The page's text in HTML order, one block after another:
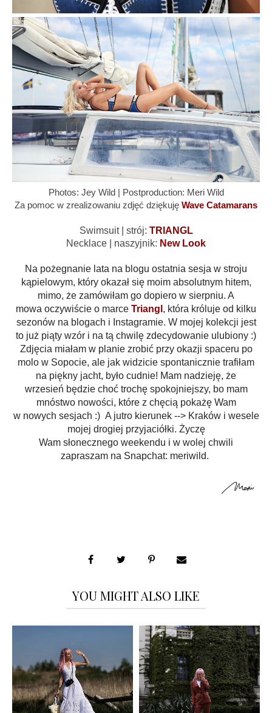
Photos: Jey Wild | Postproduction: Meri Wild
Za pomoc w zrealizowaniu zdjęć dziękuję Wave Catamarans
Swimsuit | strój: TRIANGL
Necklace | naszyjnik: New Look
Na pożegnanie lata na blogu ostatnia sesja w stroju
kąpielowym, który okazał się moim absolutnym hitem,
mimo, że zamówiłam go dopiero w sierpniu. A
mowa oczywiście o marce Triangl , która króluje od kilku
sezonów na blogach i Instagramie. W mojej kolekcji jest
to już piąty wzór i na tą chwilę zdecydowanie ulubiony :)
Zdjęcia miałam w planie zrobić przy okazji spaceru po
molo w Sopocie, ale jak widzicie spontanicznie trafiłam
na piękny jacht, było cudnie! Mam nadzieję, że
wrzesień będzie choć trochę spokojniejszy, bo mam
mnóstwo nowości, które z chęcią pokażę Wam
w nowych sesjach :) A jutro kierunek --> Kraków i wesele
mojej drogiej przyjaciółki. Życzę
Wam słonecznego weekendu i w wolej chwili
zapraszam na Snapchat: meriwild.
YOU MIGHT ALSO LIKE